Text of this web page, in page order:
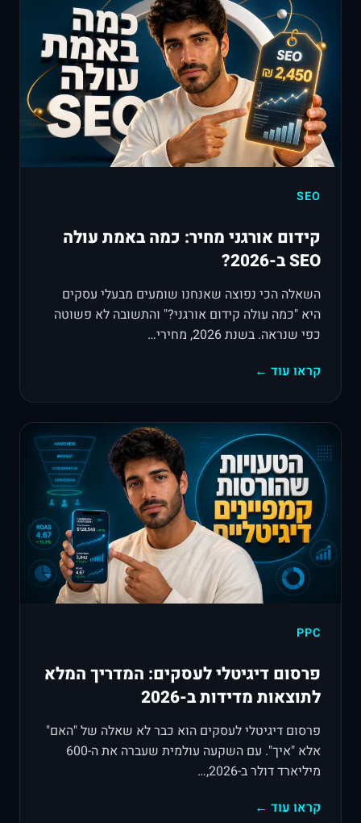
SEO
קידום אורגני מחיר: כמה באמת עולה
SEO ב-2026?
השאלה הכי נפוצה שאנחנו שומעים מבעלי עסקים
היא "כמה עולה קידום אורגני?" והתשובה לא פשוטה
כפי שנראה. בשנת 2026, מחירי…
קראו עוד ←
PPC
פרסום דיגיטלי לעסקים: המדריך המלא
לתוצאות מדידות ב-2026
פרסום דיגיטלי לעסקים הוא כבר לא שאלה של "האם"
אלא "איך". עם השקעה עולמית שעברה את ה-600
מיליארד דולר ב-2026,…
קראו עוד ←